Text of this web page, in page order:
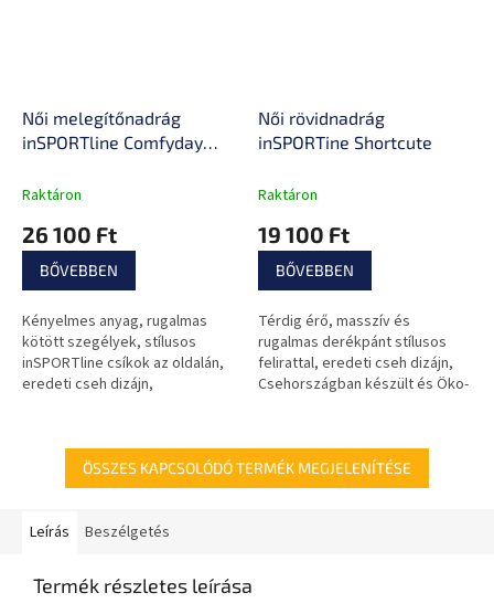
Női melegítőnadrág
inSPORTline Comfyday
Raktáron
26 100 Ft
BŐVEBBEN
Kényelmes anyag, rugalmas
kötött szegélyek, stílusos
inSPORTline csíkok az oldalán,
eredeti cseh dizájn,
Női rövidnadrág
inSPORTine Shortcute
Raktáron
19 100 Ft
BŐVEBBEN
Térdig érő, masszív és
rugalmas derékpánt stílusos
felirattal, eredeti cseh dizájn,
Csehországban készült és Öko-
ÖSSZES KAPCSOLÓDÓ TERMÉK MEGJELENÍTÉSE
Leírás Beszélgetés
Termék részletes leírása